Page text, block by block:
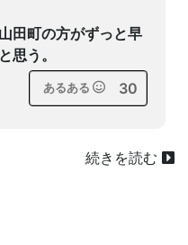
田町の方がずっと早
思う。
あるある 30
続きを読む